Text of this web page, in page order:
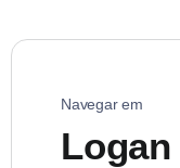
Navegar em
Logan